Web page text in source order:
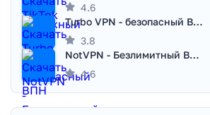
4.6
Turbo VPN - безопасный ВПН
3.8
NotVPN - Безлимитный ВПН | VPN
4.6